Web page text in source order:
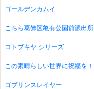
ゴールデンカムイ
こちら葛飾区亀有公園前派出所
コトブキヤ シリーズ
この素晴らしい世界に祝福を！
ゴブリンスレイヤー